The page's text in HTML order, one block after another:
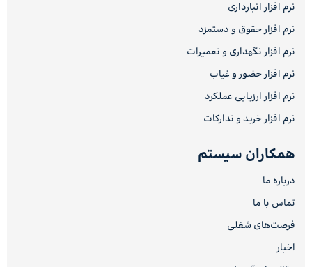
نرم افزار انبارداری
نرم افزار حقوق و دستمزد
نرم افزار نگهداری و تعمیرات
نرم افزار حضور و غیاب
نرم افزار ارزیابی عملکرد
نرم افزار خرید و تدارکات
همکاران سیستم
درباره ما
تماس با ما
فرصت‌های شغلی
اخبار